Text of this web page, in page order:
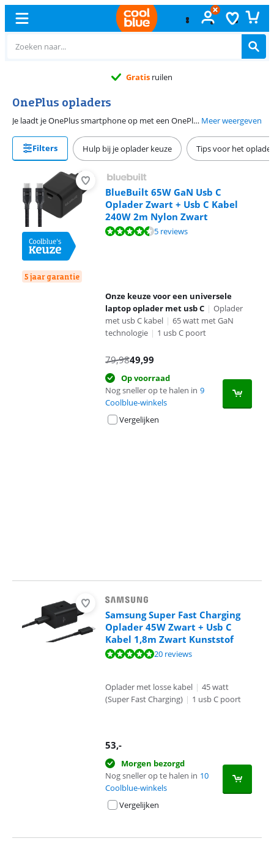
Gratis ruilen
OnePlus opladers
Je laadt je OnePlus smartphone op met een OnePlus oplader. Heb jij een OnePlus 11, 10 Pro of OnePlus 10T? Met de OnePlus SuperVOOC Oplader laad je jouw OnePlus toestel binnen een half uur tot 100 procent op. Bij deze oplader zit meteen ook een oplaadkabel waarmee jij jouw toestel oplaadt. OnePlus toestellen ondersteunen ook opladen met Power delivery. Dit gaat alleen minder snel dan opladen met de OnePlus charger. Het laden duurt met een normale Power delivery oplader 1,5 tot 2 uur. Meer weergeven
Filters Hulp bij je oplader keuze Tips voor het
5 jaar garantie
BlueBuilt 65W GaN Usb C
Oplader Zwart + Usb C Kabel
240W 2m Nylon Zwart
Beoordeling is 9,0 van de 10, gebaseerd op 5 reviews.
5 reviews
Onze keuze voor een universele
laptop oplader met usb C | Oplader
met usb C kabel | 65 watt met GaN
technologie | 1 usb C poort
79,9849,99
Op voorraad
Nog sneller op te halen in 9
Coolblue-winkels
Vergelijken
Samsung Super Fast Charging
Oplader 45W Zwart + Usb C
Kabel 1,8m Zwart Kunststof
Beoordeling is 9,6 van de 10, gebaseerd op 20 reviews.
20 reviews
Oplader met losse kabel | 45 watt
(Super Fast Charging) | 1 usb C poort
53,-
Morgen bezorgd
Nog sneller op te halen in 10
Coolblue-winkels
Vergelijken